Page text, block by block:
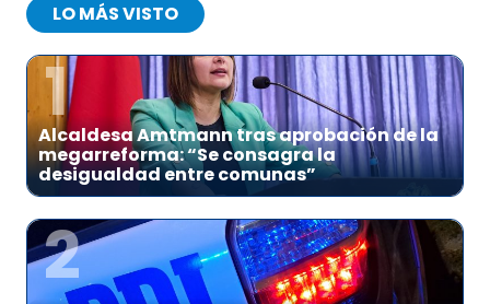
LO MÁS VISTO
1
Alcaldesa Amtmann tras aprobación de la
megarreforma: “Se consagra la
desigualdad entre comunas”
2